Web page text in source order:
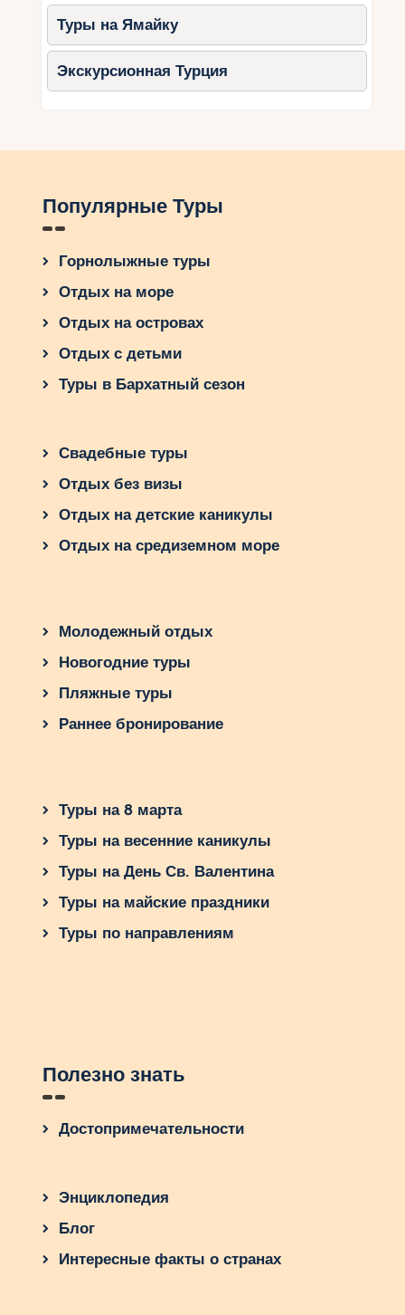
Туры на Ямайку
Экскурсионная Турция
Популярные Туры
Горнолыжные туры
Отдых на море
Отдых на островах
Отдых с детьми
Туры в Бархатный сезон
Свадебные туры
Отдых без визы
Отдых на детские каникулы
Отдых на средиземном море
Молодежный отдых
Новогодние туры
Пляжные туры
Раннее бронирование
Туры на 8 марта
Туры на весенние каникулы
Туры на День Св. Валентина
Туры на майские праздники
Туры по направлениям
Полезно знать
Достопримечательности
Энциклопедия
Блог
Интересные факты о странах